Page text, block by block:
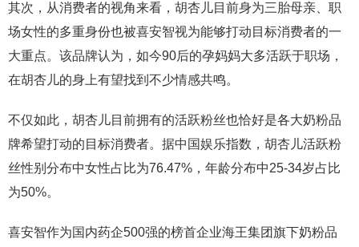
其次，从消费者的视角来看，胡杏儿目前身为三胎母亲、职
场女性的多重身份也被喜安智视为能够打动目标消费者的一
大重点。该品牌认为，如今90后的孕妈妈大多活跃于职场，
在胡杏儿的身上有望找到不少情感共鸣。
不仅如此，胡杏儿目前拥有的活跃粉丝也恰好是各大奶粉品
牌希望打动的目标消费者。据中国娱乐指数，胡杏儿活跃粉
丝性别分布中女性占比为76.47%，年龄分布中25-34岁占比
为50%。
喜安智作为国内药企500强的榜首企业海王集团旗下奶粉品